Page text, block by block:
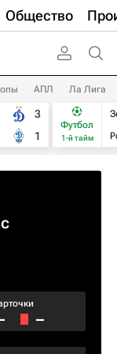
Общество
АПЛ Ла Лига
3
1
Футбол
1-й тайм
–